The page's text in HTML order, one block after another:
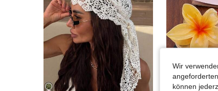
Wir
können